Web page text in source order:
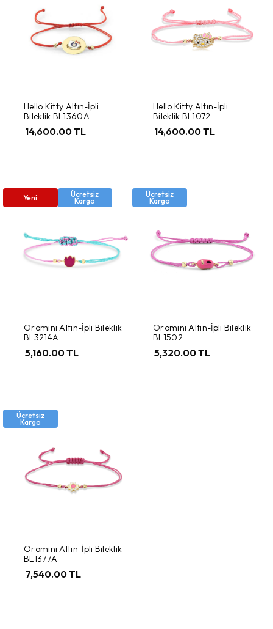
Hello Kitty Altın-İpli
Bileklik BL1360A
14,600.00 TL
Hello Kitty Altın-İpli
Bileklik BL1072
14,600.00 TL
Yeni Ücretsiz
Kargo
Oromini Altın-İpli Bileklik
BL3214A
5,160.00 TL
Ücretsiz
Kargo
Oromini Altın-İpli Bileklik
BL1502
5,320.00 TL
Ücretsiz
Kargo
Oromini Altın-İpli Bileklik
BL1377A
7,540.00 TL